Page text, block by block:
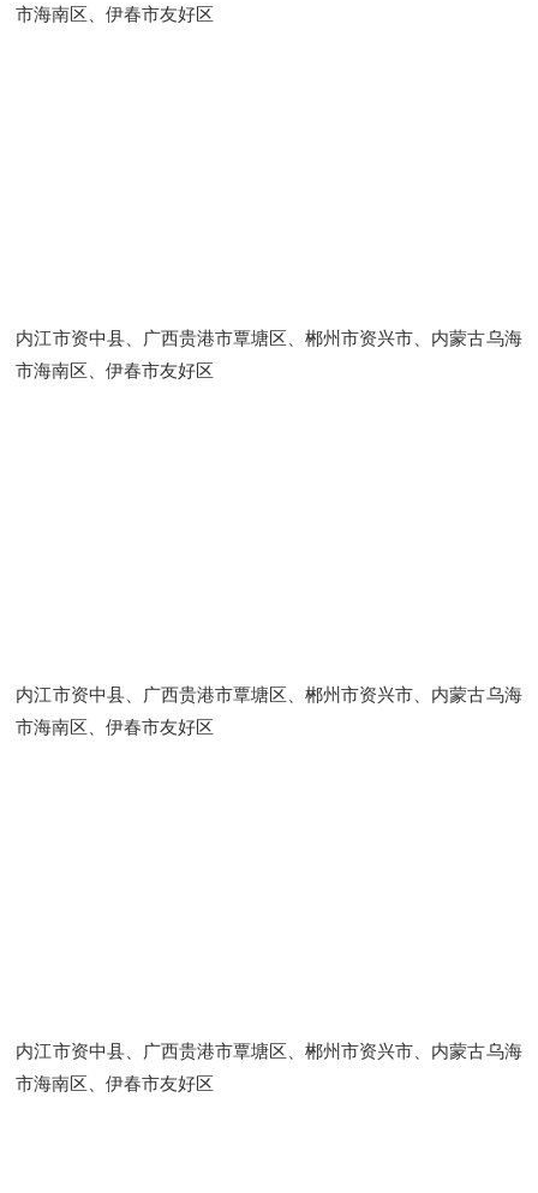
市海南区、伊春市友好区
内江市资中县、广西贵港市覃塘区、郴州市资兴市、内蒙古乌海
市海南区、伊春市友好区
内江市资中县、广西贵港市覃塘区、郴州市资兴市、内蒙古乌海
市海南区、伊春市友好区
内江市资中县、广西贵港市覃塘区、郴州市资兴市、内蒙古乌海
市海南区、伊春市友好区